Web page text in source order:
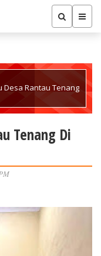
Desa Rantau Tenang
Tenang Di